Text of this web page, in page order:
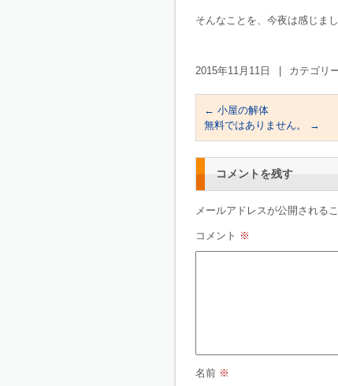
そんなことを、今夜は感じまし
2015年11月11日 カテゴリ
← 小屋の解体
無料ではありません。
→
コメントを残す
メールアドレスが公開される
コメント ※
名前 ※